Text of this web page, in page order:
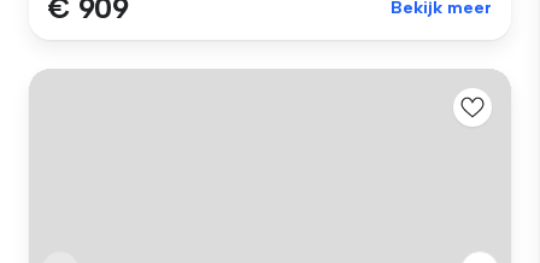
€ 909 Bekijk meer